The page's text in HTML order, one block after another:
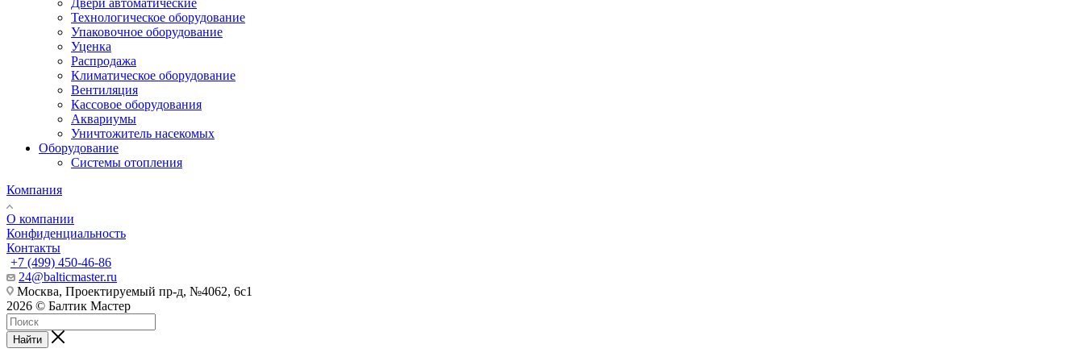
Технологическое оборудование
Упаковочное оборудование
Уценка
Распродажа
Климатическое оборудование
Вентиляция
Кассовое оборудования
Аквариумы
Уничтожитель насекомых
Оборудование
Системы отопления
Компания
О компании
Конфиденциальность
Контакты
+7 (499) 450-46-86
24@balticmaster.ru
Москва, Проектируемый пр-д, №4062, 6с1
2026 © Балтик Мастер
Найти